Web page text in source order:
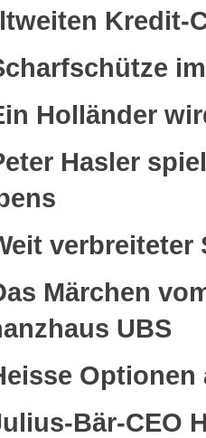
Kredit-
Holländer
Hasler
verbreiteter
Märchen
UBS
Bär-CEO